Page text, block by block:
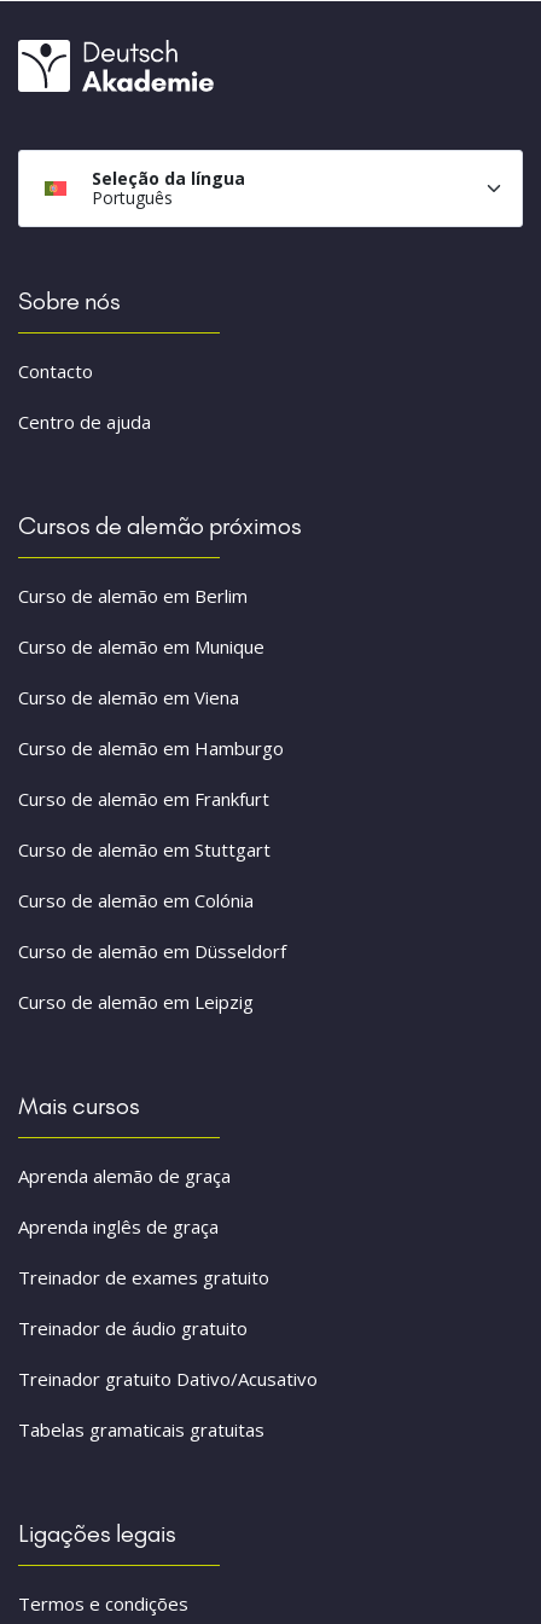
Seleção da língua
Português
Sobre nós
Contacto
Centro de ajuda
Cursos de alemão próximos
Curso de alemão em Berlim
Curso de alemão em Munique
Curso de alemão em Viena
Curso de alemão em Hamburgo
Curso de alemão em Frankfurt
Curso de alemão em Stuttgart
Curso de alemão em Colónia
Curso de alemão em Düsseldorf
Curso de alemão em Leipzig
Mais cursos
Aprenda alemão de graça
Aprenda inglês de graça
Treinador de exames gratuito
Treinador de áudio gratuito
Treinador gratuito Dativo/Acusativo
Tabelas gramaticais gratuitas
Ligações legais
Termos e condições